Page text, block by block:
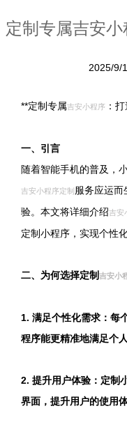
定制专属吉安
2025/9/
**定制专属吉安小程序 ：
一、引言
随着智能手机的普及，
吉安小程序定制 服务应运而
验。本文将详细介绍吉安
定制小程序，实现个性
二、为何选择定制 吉安小
1. 满足个性化需求：每
程序能更精准地满足个
2. 提升用户体验：定制
界面，提升用户的使用体